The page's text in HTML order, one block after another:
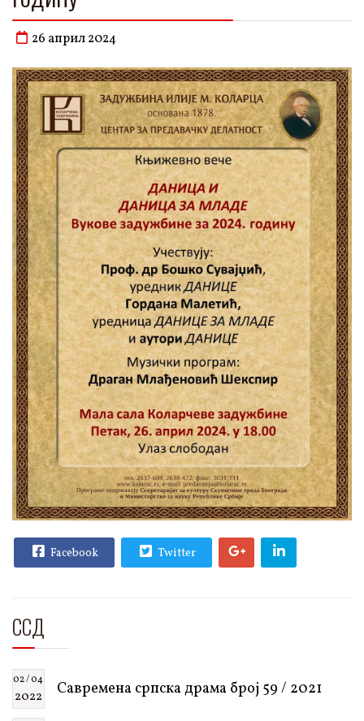
26 април 2024
Facebook Twitter
ССД
02 / 04
2022 Савремена српска драма број 59 / 2021